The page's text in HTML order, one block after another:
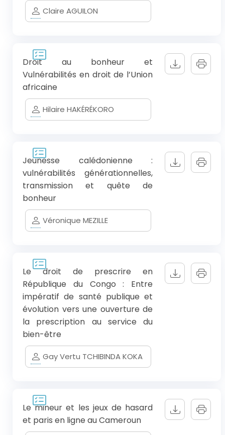
Claire AGUILON
Droit au bonheur et
Vulnérabilités en droit de l’Union
africaine
Hilaire HAKÉRÉKORO
Jeunesse calédonienne :
vulnérabilités générationnelles,
transmission et quête de
bonheur
Véronique MEZILLE
Le droit de prescrire en
République du Congo : Entre
impératif de santé publique et
évolution vers une ouverture de
la prescription au service du
bien-être
Gay Vertu TCHIBINDA KOKA
Le mineur et les jeux de hasard
et paris en ligne au Cameroun